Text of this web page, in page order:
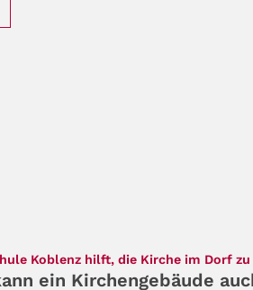
Koblenz hilft, die Kirche im Dorf zu
ein Kirchengebäude